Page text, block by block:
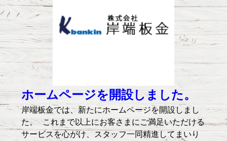
ホームページを開設しました。
岸端板金では、新たにホームページを開設しまし
た。 これまで以上にお客さまにご満足いただける
サービスを心がけ、スタッフ一同精進してまいり